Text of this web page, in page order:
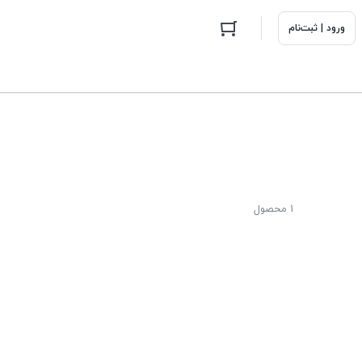
ورود | ثبت‌نام
1 محصول